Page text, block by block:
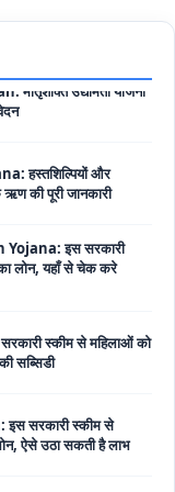
उद्यमिता योजना
और
इस सरकारी
लोन, यहाँ से चेक करे
स्कीम से महिलाओं को
सब्सिडी
सरकारी स्कीम से
के लिए इस सरकारी
है 35% सब्सिडी